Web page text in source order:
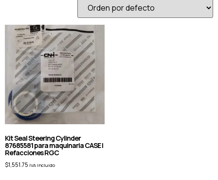
Kit Seal Steering Cylinder
87685581 para maquinaria CASE |
Refacciones RGC
$1,551.75 IVA Incluido